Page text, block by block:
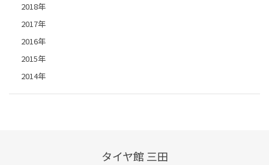
2018年
2017年
2016年
2015年
2014年
タイヤ館 三田